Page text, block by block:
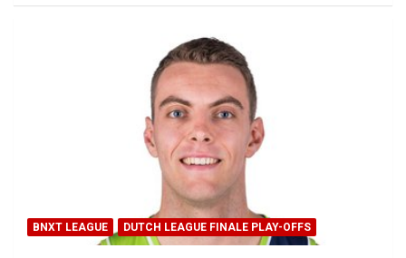
BNXT LEAGUE DUTCH LEAGUE FINALE PLAY-OFFS